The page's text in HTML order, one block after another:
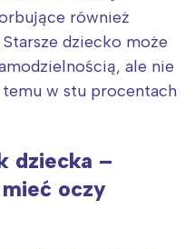
również
dziecko może
ale nie
w stu procentach
dziecka –
oczy